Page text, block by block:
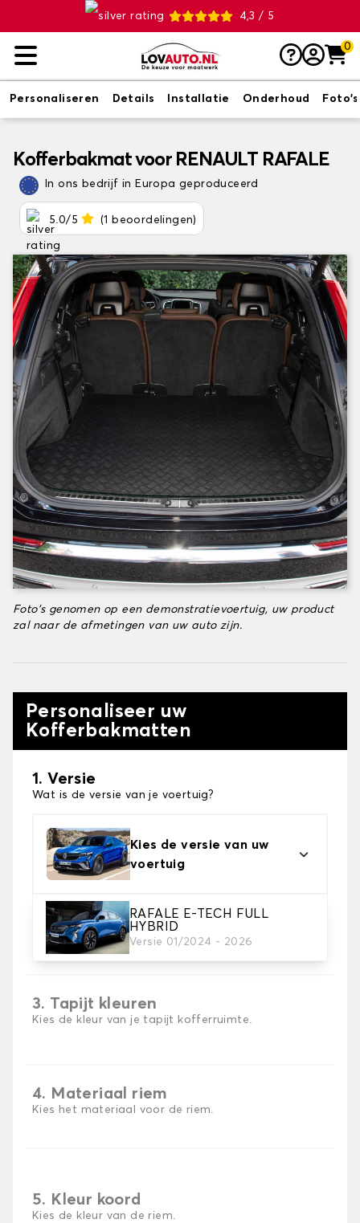
4,3 / 5
0
Personaliseren Details Installatie Onderhoud Foto's
Kofferbakmat voor RENAULT RAFALE
In ons bedrijf in Europa geproduceerd
5.0/5 (1 beoordelingen)
Foto's genomen op een demonstratievoertuig, uw product
zal naar de afmetingen van uw auto zijn.
Personaliseer uw
Kofferbakmatten
1. Versie
Wat is de versie van je voertuig?
Kies de versie van uw
voertuig
RAFALE E-TECH FULL
HYBRID
Versie 01/2024 - 2026
2. Materiaal
Kies het materiaal van uw kofferbakmat
3. Tapijt kleuren
Kies de kleur van je tapijt kofferruimte.
4. Materiaal riem
Kies het materiaal voor de riem.
5. Kleur koord
Kies de kleur van de riem.